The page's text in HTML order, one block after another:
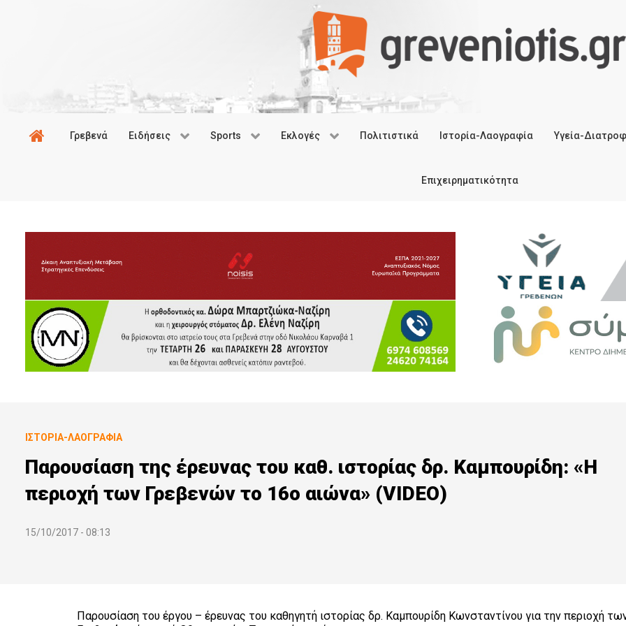
Γρεβενά Ειδήσεις Sports Εκλογές Πολιτιστικά Ιστορία-Λαογραφία Υγεία-
Επιχειρηματικότητα
ΙΣΤΟΡΊΑ-ΛΑΟΓΡΑΦΊΑ
Παρουσίαση της έρευνας του καθ. ιστορίας δρ. Καμπουρίδη: «Η
περιοχή των Γρεβενών το 16ο αιώνα» (VIDEO)
15/10/2017 - 08:13
Παρουσίαση του έργου – έρευνας του καθηγητή ιστορίας δρ. Καμπουρίδη Κωνσταντίνου για την περιοχή